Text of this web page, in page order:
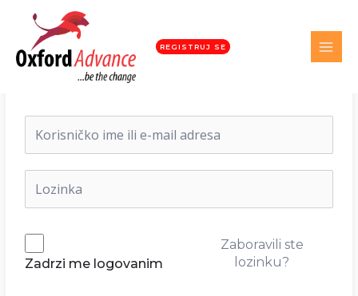
REGISTRUJ SE
Dobrodošli nazad!
Zadrzi me logovanim
Zaboravili ste
lozinku?